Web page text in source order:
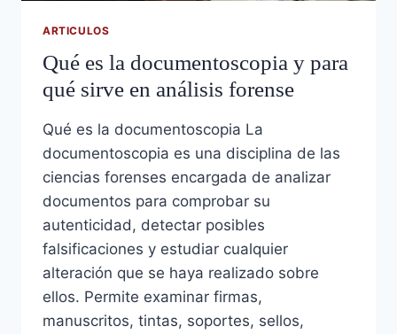
ARTICULOS
Qué es la documentoscopia y para
qué sirve en análisis forense
Qué es la documentoscopia La
documentoscopia es una disciplina de las
ciencias forenses encargada de analizar
documentos para comprobar su
autenticidad, detectar posibles
falsificaciones y estudiar cualquier
alteración que se haya realizado sobre
ellos. Permite examinar firmas,
manuscritos, tintas, soportes, sellos,